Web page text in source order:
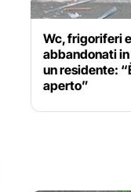
Wc, frigoriferi
abbandonati
un residente:
aperto”